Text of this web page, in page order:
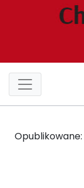
Opublikowane: